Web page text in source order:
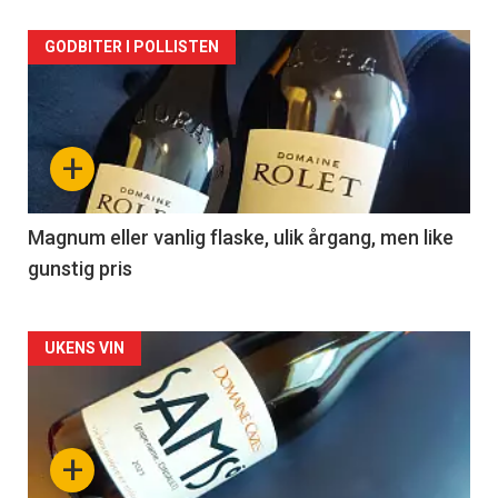
Forsiden
akkurat
nå
3
+
GODBITER I POLLISTEN
Magnum eller vanlig flaske, ulik årgang, men like
gunstig pris
Forsiden
akkurat
nå+
UKENS VIN